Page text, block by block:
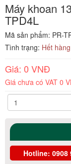
Máy khoan
TPD4L
Mã sản phẩm: PR-
Tình trạng: Hết hàng
Giá: 0 VNĐ
Giá chưa có VAT 0
Hotline: 0908